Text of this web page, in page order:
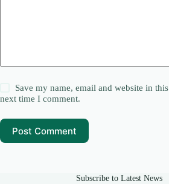
Save my name, email and website in
next time I comment.
Post Comment
Subscribe to Latest News